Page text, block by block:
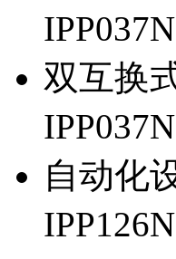
双互换
自动化